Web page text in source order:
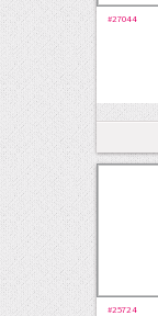
#27044
#25724